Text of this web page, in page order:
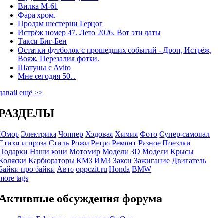
Вилка М-61
Фара хром.
Продам шестерни Герцог
Истрёж номер 47. Лето 2026. Вот эти даты
Такси Биг-Бен
Остатки футболок с прошедших событий - Дроп, Истрёж,
Вояж. Перезалил фотки.
Шатуны с Avito
Мне сегодня 50...
ещё >>
Электрика Чоппер Ходовая Химия Фото Супер-самопал
и проза Стиль Рожи Ретро Ремонт Разное Поездки
Наши кони Мотомир Модели 3D Модели Крысы
Карбюраторы КМЗ ИМЗ Закон Зажигание Двигатель
про байки Авто oppozit.ru Honda BMW
tags
обсуждения форума